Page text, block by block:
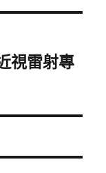
視雷射專